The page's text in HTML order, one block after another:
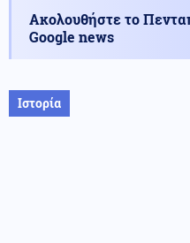
Ακολουθήστε το
Google news
Ιστορία